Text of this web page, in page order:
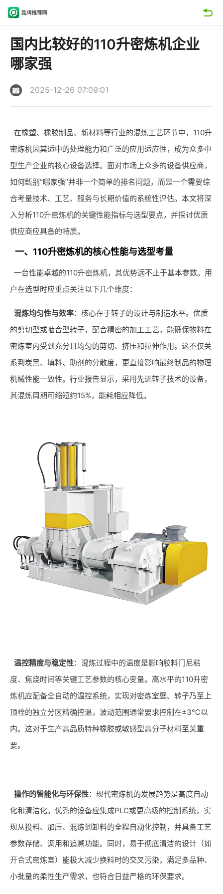
国内比较好的110升密炼机企业
哪家强
2025-12-26 07:09:01
在橡塑、橡胶制品、新材料等行业的混炼工艺环节中，110升
密炼机因其适中的处理能力和广泛的应用适应性，成为众多中
型生产企业的核心设备选择。面对市场上众多的设备供应商，
如何甄别“哪家强”并非一个简单的排名问题，而是一个需要综
合考量技术、工艺、服务与长期价值的系统性评估。本文将深
入分析110升密炼机的关键性能指标与选型要点，并探讨优质
供应商应具备的特质。
一、110升密炼机的核心性能与选型考量
一台性能卓越的110升密炼机，其优势远不止于基本参数。用
户在选型时应重点关注以下几个维度：
混炼均匀性与效率：核心在于转子的设计与制造水平。优质
的剪切型或啮合型转子，配合精密的加工工艺，能确保物料在
密炼室内受到充分且均匀的剪切、挤压和拉伸作用。这不仅关
系到炭黑、填料、助剂的分散度，更直接影响最终制品的物理
机械性能一致性。行业报告显示，采用先进转子技术的设备，
其混炼周期可缩短约15%，能耗相应降低。
温控精度与稳定性：混炼过程中的温度是影响胶料门尼粘
度、焦烧时间等关键工艺参数的核心变量。高水平的110升密
炼机应配备全自动的温控系统，实现对密炼室壁、转子乃至上
顶栓的独立分区精确控温，波动范围通常要求控制在±3℃以
内。这对于生产高品质特种橡胶或敏感型高分子材料至关重
要。
操作的智能化与环保性：现代密炼机的发展趋势是高度自动
化和清洁化。优秀的设备应集成PLC或更高级的控制系统，实
现从投料、加压、混炼到卸料的全程自动化控制，并具备工艺
参数存储、调用和追溯功能。同时，易于彻底清洁的设计（如
开合式密炼室）能极大减少换料时的交叉污染，满足多品种、
小批量的柔性生产需求，也符合日益严格的环保要求。